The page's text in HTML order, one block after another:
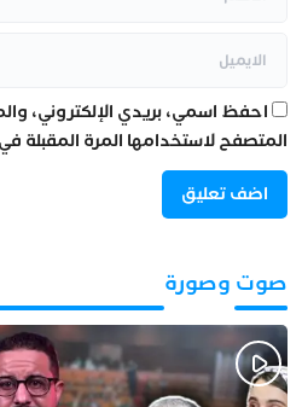
احفظ اسمي، بريدي الإلكتروني،
المتصفح لاستخدامها المرة المقبلة
صوت وصورة